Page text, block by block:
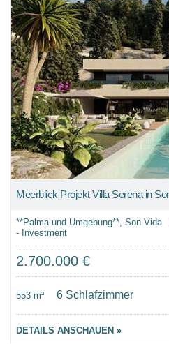
Meerblick Projekt Villa Serena in
**Palma und Umgebung**, Son
- Investment
2.700.000 €
553 m² 6 Schlafzimmer
DETAILS ANSCHAUEN »